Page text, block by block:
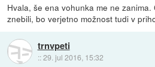
Hvala, še ena vohunka me ne
znebili, bo verjetno možnost tudi v
trnvpeti
::29. jul 2016, 15:32